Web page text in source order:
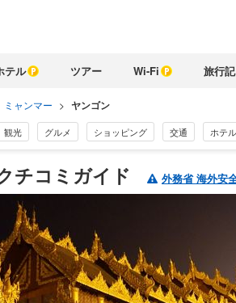
テル ツアー Wi-Fi 旅行記
ミャンマー > ヤンゴン
観光 グルメ ショッピング 交通 ホテル
チコミガイド 外務省 海外安